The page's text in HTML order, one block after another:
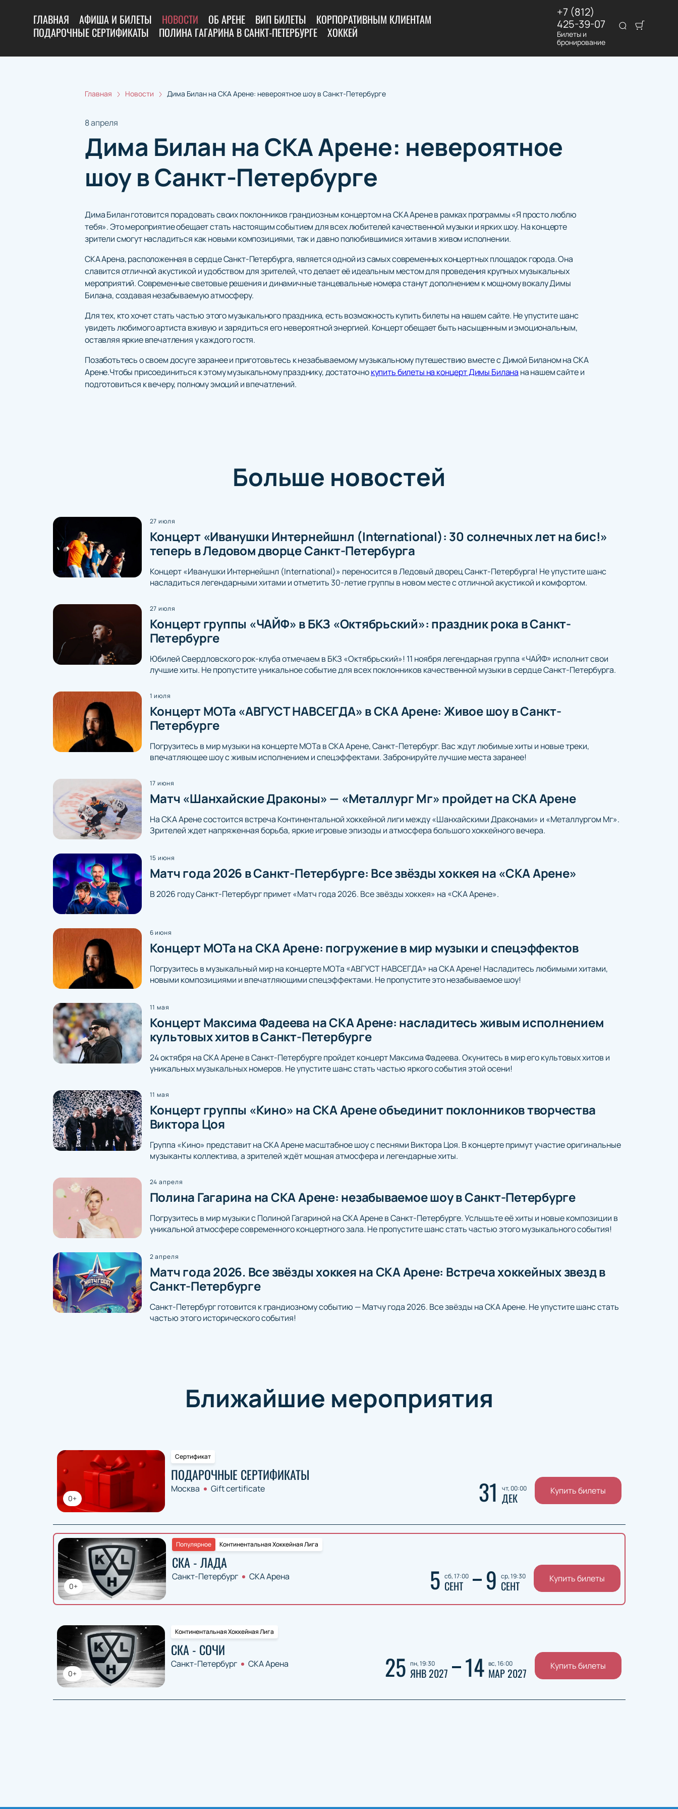
ГЛАВНАЯ АФИША И БИЛЕТЫ НОВОСТИ ОБ АРЕНЕ ВИП БИЛЕТЫ
КОРПОРАТИВНЫМ КЛИЕНТАМ
ПОДАРОЧНЫЕ СЕРТИФИКАТЫ
ПОЛИНА ГАГАРИНА В САНКТ-ПЕТЕРБУРГЕ ХОККЕЙ
+7 (812)
425-39-07
Билеты и
бронирование
Главная Новости Дима Билан на СКА Арене: невероятное шоу в Санкт-Петербурге
8 апреля
Дима Билан на СКА Арене: невероятное
шоу в Санкт-Петербурге
Дима Билан готовится порадовать своих поклонников грандиозным концертом на СКА Арене в рамках программы «Я просто люблю
тебя». Это мероприятие обещает стать настоящим событием для всех любителей качественной музыки и ярких шоу. На концерте
зрители смогут насладиться как новыми композициями, так и давно полюбившимися хитами в живом исполнении.
СКА Арена, расположенная в сердце Санкт-Петербурга, является одной из самых современных концертных площадок города. Она
славится отличной акустикой и удобством для зрителей, что делает её идеальным местом для проведения крупных музыкальных
мероприятий. Современные световые решения и динамичные танцевальные номера станут дополнением к мощному вокалу Димы
Билана, создавая незабываемую атмосферу.
Для тех, кто хочет стать частью этого музыкального праздника, есть возможность купить билеты на нашем сайте. Не упустите шанс
увидеть любимого артиста вживую и зарядиться его невероятной энергией. Концерт обещает быть насыщенным и эмоциональным,
оставляя яркие впечатления у каждого гостя.
Позаботьтесь о своем досуге заранее и приготовьтесь к незабываемому музыкальному путешествию вместе с Димой Биланом на СКА
Арене.Чтобы присоединиться к этому музыкальному празднику, достаточнокупить билеты на концерт Димы Билана на нашем сайте и
подготовиться к вечеру, полному эмоций и впечатлений.
Больше новостей
27 июля
Концерт «Иванушки Интернейшнл (International): 30 солнечных лет на бис!»
теперь в Ледовом дворце Санкт-Петербурга
Концерт «Иванушки Интернейшнл (International)» переносится в Ледовый дворец Санкт-Петербурга! Не упустите шанс
насладиться легендарными хитами и отметить 30-летие группы в новом месте с отличной акустикой и комфортом.
27 июля
Концерт группы «ЧАЙФ» в БКЗ «Октябрьский»: праздник рока в Санкт-
Петербурге
Юбилей Свердловского рок-клуба отмечаем в БКЗ «Октябрьский»! 11 ноября легендарная группа «ЧАЙФ» исполнит свои
лучшие хиты. Не пропустите уникальное событие для всех поклонников качественной музыки в сердце Санкт-Петербурга.
1 июля
Концерт МОТа «АВГУСТ НАВСЕГДА» в СКА Арене: Живое шоу в Санкт-
Петербурге
Погрузитесь в мир музыки на концерте МОТа в СКА Арене, Санкт-Петербург. Вас ждут любимые хиты и новые треки,
впечатляющее шоу с живым исполнением и спецэффектами. Забронируйте лучшие места заранее!
17 июня
Матч «Шанхайские Драконы» — «Металлург Мг» пройдет на СКА Арене
На СКА Арене состоится встреча Континентальной хоккейной лиги между «Шанхайскими Драконами» и «Металлургом Мг».
Зрителей ждет напряженная борьба, яркие игровые эпизоды и атмосфера большого хоккейного вечера.
15 июня
Матч года 2026 в Санкт-Петербурге: Все звёзды хоккея на «СКА Арене»
В 2026 году Санкт-Петербург примет «Матч года 2026. Все звёзды хоккея» на «СКА Арене».
6 июня
Концерт МОТа на СКА Арене: погружение в мир музыки и спецэффектов
Погрузитесь в музыкальный мир на концерте МОТа «АВГУСТ НАВСЕГДА» на СКА Арене! Насладитесь любимыми хитами,
новыми композициями и впечатляющими спецэффектами. Не пропустите это незабываемое шоу!
11 мая
Концерт Максима Фадеева на СКА Арене: насладитесь живым исполнением
культовых хитов в Санкт-Петербурге
24 октября на СКА Арене в Санкт-Петербурге пройдет концерт Максима Фадеева. Окунитесь в мир его культовых хитов и
уникальных музыкальных номеров. Не упустите шанс стать частью яркого события этой осени!
11 мая
Концерт группы «Кино» на СКА Арене объединит поклонников творчества
Виктора Цоя
Группа «Кино» представит на СКА Арене масштабное шоу с песнями Виктора Цоя. В концерте примут участие оригинальные
музыканты коллектива, а зрителей ждёт мощная атмосфера и легендарные хиты.
24 апреля
Полина Гагарина на СКА Арене: незабываемое шоу в Санкт-Петербурге
Погрузитесь в мир музыки с Полиной Гагариной на СКА Арене в Санкт-Петербурге. Услышьте её хиты и новые композиции в
уникальной атмосфере современного концертного зала. Не пропустите шанс стать частью этого музыкального события!
2 апреля
Матч года 2026. Все звёзды хоккея на СКА Арене: Встреча хоккейных звезд в
Санкт-Петербурге
Санкт-Петербург готовится к грандиозному событию — Матчу года 2026. Все звёзды на СКА Арене. Не упустите шанс стать
частью этого исторического события!
Ближайшие мероприятия
0+
Сертификат
ПОДАРОЧНЫЕ СЕРТИФИКАТЫ
Москва Gift certificate 31 чт, 00:00
ДЕК Купить билеты
0+
Континентальная Хоккейная Лига
Популярное
СКА - ЛАДА
Санкт-Петербург СКА Арена 5 сб, 17:00
СЕНТ 9 ср, 19:30
СЕНТ Купить билеты
0+
Континентальная Хоккейная Лига
СКА - СОЧИ
Санкт-Петербург СКА Арена 25 пн, 19:30
ЯНВ 2027 14 вс, 16:00
МАР 2027 Купить билеты